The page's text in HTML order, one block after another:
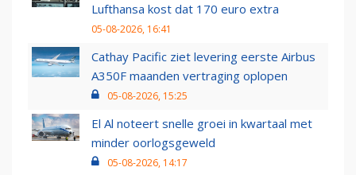
Lufthansa kost dat 170 euro extra
05-08-2026, 16:41
Cathay Pacific ziet levering eerste Airbus
A350F maanden vertraging oplopen
05-08-2026, 15:25
El Al noteert snelle groei in kwartaal met
minder oorlogsgeweld
05-08-2026, 14:17